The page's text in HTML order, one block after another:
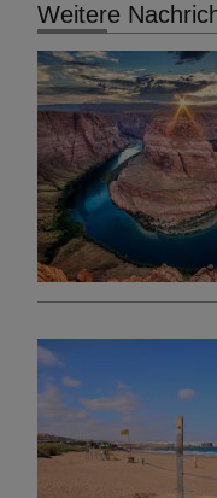
Weitere